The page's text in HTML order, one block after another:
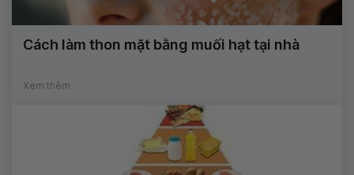
Cách làm thon mặt bằng muối hạt tại nhà
Xem thêm